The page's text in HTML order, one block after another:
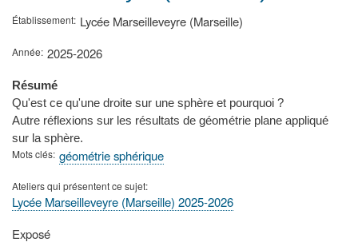
Établissement Lycée Marseilleveyre (Marseille)
Année 2025-2026
Résumé
Qu'est ce qu'une droite sur une sphère et pourquoi ?
Autre réflexions sur les résultats de géométrie plane appliqué
sur la sphère.
Mots clés géométrie sphérique
Ateliers qui présentent ce sujet
Lycée Marseilleveyre (Marseille) 2025-2026
Type
Exposé